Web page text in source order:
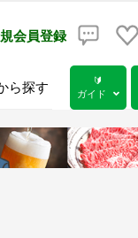
会員登録
ら探す
🔰
ガイド